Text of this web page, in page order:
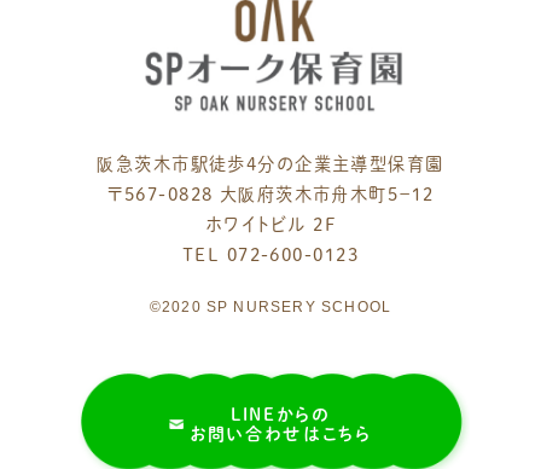
LINEからの
お問い合わせはこちら
阪急茨木市駅徒歩4分の企業主導型保育園
〒567-0828 大阪府茨木市舟木町５−１２
ホワイトビル 2F
TEL 072-600-0123
©2020 SP NURSERY SCHOOL